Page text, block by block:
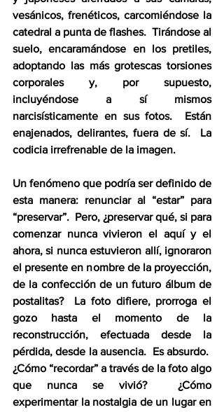
vesánicos, frenéticos, carcomiéndose la
catedral a punta de flashes.  Tirándose al
suelo, encaramándose en los pretiles,
adoptando las más grotescas torsiones
corporales y, por supuesto,
incluyéndose a sí mismos
narcisísticamente en sus fotos.  Están
enajenados, delirantes, fuera de sí.  La
codicia irrefrenable de la imagen.
Un fenómeno que podría ser definido de
esta manera: renunciar al “estar” para
“preservar”.  Pero, ¿preservar qué, si para
comenzar nunca vivieron el aquí y el
ahora, si nunca estuvieron allí, ignoraron
el presente en nombre de la proyección,
de la confección de un futuro álbum de
postalitas?  La foto difiere, prorroga el
gozo hasta el momento de la
reconstrucción, efectuada desde la
pérdida, desde la ausencia.  Es absurdo.
¿Cómo “recordar” a través de la foto algo
que nunca se vivió?  ¿Cómo
experimentar la nostalgia de un lugar en